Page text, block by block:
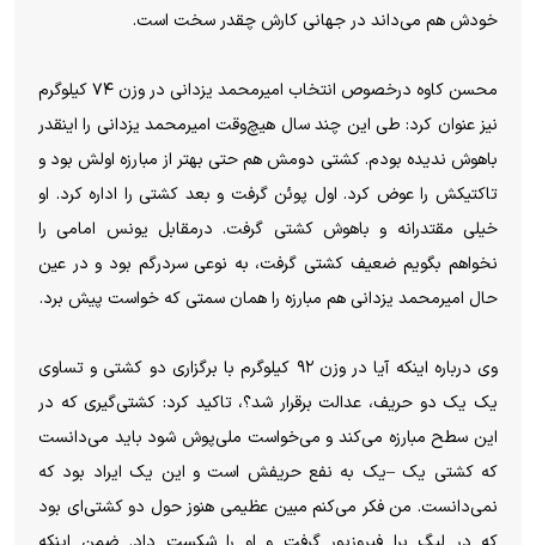
خودش هم می‌داند در جهانی کارش چقدر سخت است.
محسن کاوه درخصوص انتخاب امیرمحمد یزدانی در وزن ۷۴ کیلوگرم
نیز عنوان کرد: طی این چند سال هیچ‌وقت امیرمحمد یزدانی را اینقدر
باهوش ندیده بودم. کشتی دومش هم حتی بهتر از مبارزه اولش بود و
تاکتیکش را عوض کرد. اول پوئن گرفت و بعد کشتی را اداره کرد. او
خیلی مقتدرانه و باهوش کشتی گرفت. درمقابل یونس امامی را
نخواهم بگویم ضعیف کشتی گرفت، به نوعی سردرگم بود و در عین
حال امیرمحمد یزدانی هم مبارزه را همان سمتی که خواست پیش برد.
وی درباره اینکه آیا در وزن ۹۲ کیلوگرم با برگزاری دو کشتی و تساوی
یک یک دو حریف، عدالت برقرار شد؟، تاکید کرد: کشتی‌گیری که در
این سطح مبارزه می‌کند و می‌خواست ملی‌پوش شود باید می‌دانست
که کشتی یک –یک به نفع حریفش است و این یک ایراد بود که
نمی‌دانست. من فکر می‌کنم مبین عظیمی هنوز حول دو کشتی‌ای بود